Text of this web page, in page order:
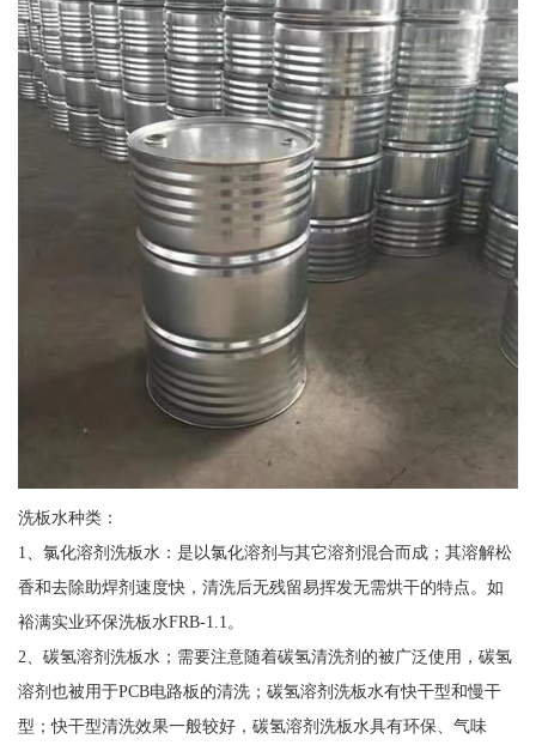
洗板水种类：
1、氯化溶剂洗板水：是以氯化溶剂与其它溶剂混合而成；其溶解松
香和去除助焊剂速度快，清洗后无残留易挥发无需烘干的特点。如
裕满实业环保洗板水FRB-1.1。
2、碳氢溶剂洗板水；需要注意随着碳氢清洗剂的被广泛使用，碳氢
溶剂也被用于PCB电路板的清洗；碳氢溶剂洗板水有快干型和慢干
型；快干型清洗效果一般较好，碳氢溶剂洗板水具有环保、气味